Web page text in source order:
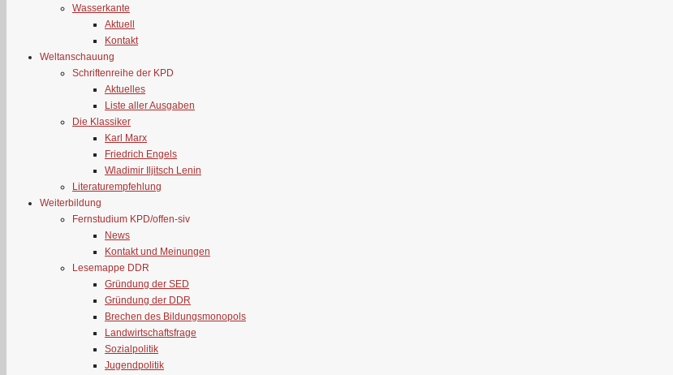
Wasserkante
Aktuell
Kontakt
Weltanschauung
Schriftenreihe der KPD
Aktuelles
Liste aller Ausgaben
Die Klassiker
Karl Marx
Friedrich Engels
Wladimir Iljitsch Lenin
Literaturempfehlung
Weiterbildung
Fernstudium KPD/offen-siv
News
Kontakt und Meinungen
Lesemappe DDR
Gründung der SED
Gründung der DDR
Brechen des Bildungsmonopols
Landwirtschaftsfrage
Sozialpolitik
Jugendpolitik